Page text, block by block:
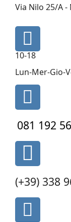
Via Nilo 25/A -
fa
clock-
o
10-18
Lun-Mer-Gio-
fa
081 192
fas
alt
(+39) 338
fa